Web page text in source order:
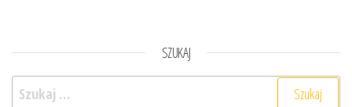
SZUKAJ
Szukaj: